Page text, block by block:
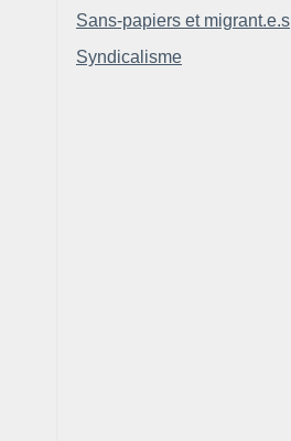
Sans-papiers et migrant.e.s
Syndicalisme